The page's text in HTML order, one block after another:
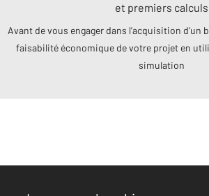
et premiers calculs
Avant de vous engager dans l’acquisition d’un
faisabilité économique de votre projet en
simulation